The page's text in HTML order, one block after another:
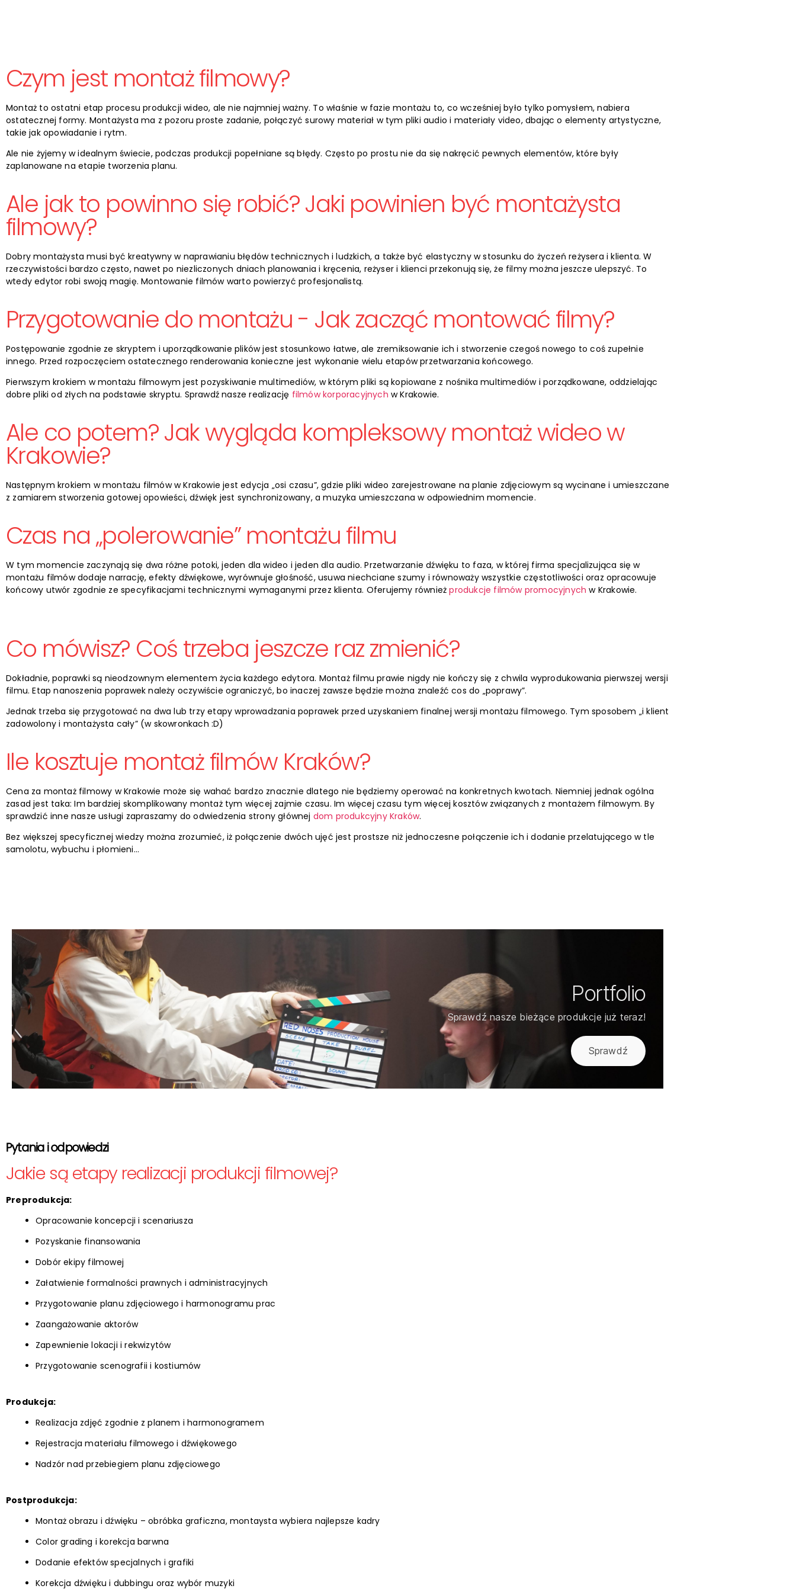
Czym jest montaż filmowy?
Montaż to ostatni etap procesu produkcji wideo, ale nie najmniej ważny. To właśnie w fazie montażu to, co wcześniej było tylko pomysłem, nabiera
ostatecznej formy. Montażysta ma z pozoru proste zadanie, połączyć surowy materiał w tym pliki audio i materiały video, dbając o elementy artystyczne,
takie jak opowiadanie i rytm.
Ale nie żyjemy w idealnym świecie, podczas produkcji popełniane są błędy. Często po prostu nie da się nakręcić pewnych elementów, które były
zaplanowane na etapie tworzenia planu.
Ale jak to powinno się robić? Jaki powinien być montażysta
filmowy?
Dobry montażysta musi być kreatywny w naprawianiu błędów technicznych i ludzkich, a także być elastyczny w stosunku do życzeń reżysera i klienta. W
rzeczywistości bardzo często, nawet po niezliczonych dniach planowania i kręcenia, reżyser i klienci przekonują się, że filmy można jeszcze ulepszyć. To
wtedy edytor robi swoją magię. Montowanie filmów warto powierzyć profesjonalistą.
Przygotowanie do montażu - Jak zacząć montować filmy?
Postępowanie zgodnie ze skryptem i uporządkowanie plików jest stosunkowo łatwe, ale zremiksowanie ich i stworzenie czegoś nowego to coś zupełnie
innego. Przed rozpoczęciem ostatecznego renderowania konieczne jest wykonanie wielu etapów przetwarzania końcowego.
Pierwszym krokiem w montażu filmowym jest pozyskiwanie multimediów, w którym pliki są kopiowane z nośnika multimediów i porządkowane, oddzielając
dobre pliki od złych na podstawie skryptu. Sprawdź nasze realizację filmów korporacyjnych w Krakowie.
Ale co potem? Jak wygląda kompleksowy montaż wideo w
Krakowie?
Następnym krokiem w montażu filmów w Krakowie jest edycja „osi czasu”, gdzie pliki wideo zarejestrowane na planie zdjęciowym są wycinane i umieszczane
z zamiarem stworzenia gotowej opowieści, dźwięk jest synchronizowany, a muzyka umieszczana w odpowiednim momencie.
Czas na „polerowanie” montażu filmu
W tym momencie zaczynają się dwa różne potoki, jeden dla wideo i jeden dla audio. Przetwarzanie dźwięku to faza, w której firma specjalizująca się w
montażu filmów dodaje narrację, efekty dźwiękowe, wyrównuje głośność, usuwa niechciane szumy i równoważy wszystkie częstotliwości oraz opracowuje
końcowy utwór zgodnie ze specyfikacjami technicznymi wymaganymi przez klienta. Oferujemy równieżprodukcje filmów promocyjnych w Krakowie.
Co mówisz? Coś trzeba jeszcze raz zmienić?
Dokładnie, poprawki są nieodzownym elementem życia każdego edytora. Montaż filmu prawie nigdy nie kończy się z chwila wyprodukowania pierwszej wersji
filmu. Etap nanoszenia poprawek należy oczywiście ograniczyć, bo inaczej zawsze będzie można znaleźć cos do „poprawy”.
Jednak trzeba się przygotować na dwa lub trzy etapy wprowadzania poprawek przed uzyskaniem finalnej wersji montażu filmowego. Tym sposobem „i klient
zadowolony i montażysta cały” (w skowronkach :D)
Ile kosztuje montaż filmów Kraków?
Cena za montaż filmowy w Krakowie może się wahać bardzo znacznie dlatego nie będziemy operować na konkretnych kwotach. Niemniej jednak ogólna
zasad jest taka: Im bardziej skomplikowany montaż tym więcej zajmie czasu. Im więcej czasu tym więcej kosztów związanych z montażem filmowym. By
sprawdzić inne nasze usługi zapraszamy do odwiedzenia strony głównej dom produkcyjny Kraków.
Bez większej specyficznej wiedzy można zrozumieć, iż połączenie dwóch ujęć jest prostsze niż jednoczesne połączenie ich i dodanie przelatującego w tle
samolotu, wybuchu i płomieni…
Portfolio
Sprawdź nasze bieżące produkcje już teraz!
Sprawdź
Pytania i odpowiedzi
Jakie są etapy realizacji produkcji filmowej?
Preprodukcja:
Opracowanie koncepcji i scenariusza
Pozyskanie finansowania
Dobór ekipy filmowej
Załatwienie formalności prawnych i administracyjnych
Przygotowanie planu zdjęciowego i harmonogramu prac
Zaangażowanie aktorów
Zapewnienie lokacji i rekwizytów
Przygotowanie scenografii i kostiumów
Produkcja:
Realizacja zdjęć zgodnie z planem i harmonogramem
Rejestracja materiału filmowego i dźwiękowego
Nadzór nad przebiegiem planu zdjęciowego
Postprodukcja:
Montaż obrazu i dźwięku – obróbka graficzna, montaysta wybiera najlepsze kadry
Color grading i korekcja barwna
Dodanie efektów specjalnych i grafiki
Korekcja dźwięku i dubbingu oraz wybór muzyki